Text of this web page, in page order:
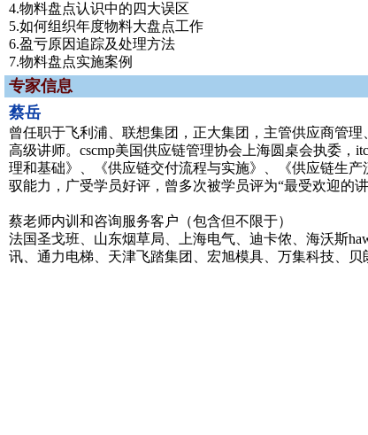
4.物料盘点认识中的四大误区
5.如何组织年度物料大盘点工作
6.盈亏原因追踪及处理方法
7.物料盘点实施案例
专家信息
蔡岳
曾任职于飞利浦、联想集团，正大集团，主管供应商管
高级讲师。cscmp美国供应链管理协会上海圆桌会执委
理和基础》、《供应链交付流程与实施》、《供应链生
驭能力，广受学员好评，曾多次被学员评为“最受欢迎的讲
蔡老师内训和咨询服务客户（包含但不限于）
法国圣戈班、山东烟草局、上海电气、迪卡侬、海沃斯
讯、通力电梯、天津飞踏集团、宏旭模具、万集科技、贝